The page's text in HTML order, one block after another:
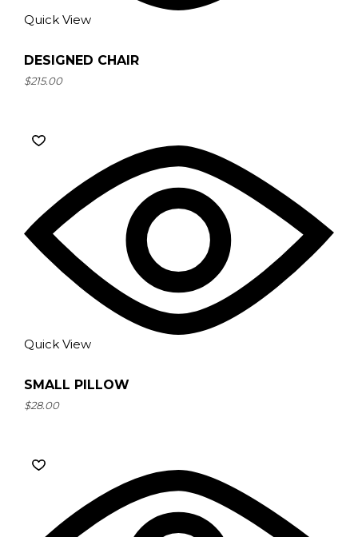
Quick View
DESIGNED CHAIR
$215.00
Quick View
SMALL PILLOW
$28.00